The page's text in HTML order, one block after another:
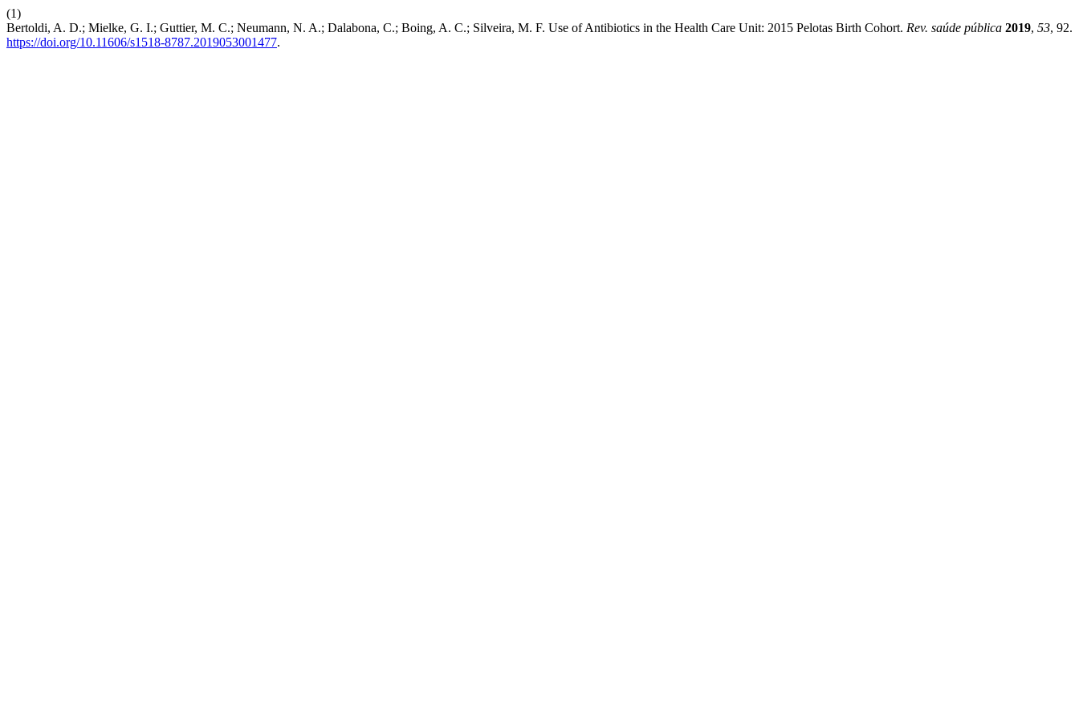
(1)
Bertoldi, A. D.; Mielke, G. I.; Guttier, M. C.; Neumann, N. A.; Dalabona, C.; Boing, A. C.; Silveira, M. F. Use of Antibiotics in the Health Care Unit: 2015 Pelotas Birth Cohort. Rev. saúde pública 2019, 53, 92.
https://doi.org/10.11606/s1518-8787.2019053001477.